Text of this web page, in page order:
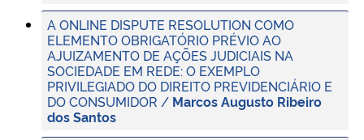
A ONLINE DISPUTE RESOLUTION COMO
ELEMENTO OBRIGATÓRIO PRÉVIO AO
AJUIZAMENTO DE AÇÕES JUDICIAIS NA
SOCIEDADE EM REDE: O EXEMPLO
PRIVILEGIADO DO DIREITO PREVIDENCIÁRIO E
DO CONSUMIDOR / Marcos Augusto Ribeiro
dos Santos